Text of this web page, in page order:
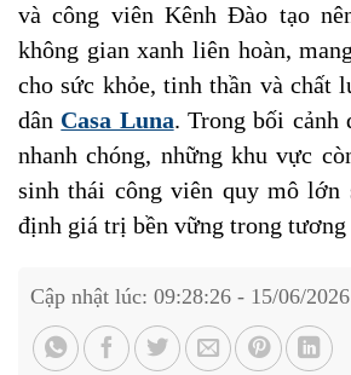
và công viên Kênh Đào tạo
không gian xanh liên hoàn,
cho sức khỏe, tinh thần và chất
dân Casa Luna. Trong bối cảnh
nhanh chóng, những khu vực
sinh thái công viên quy mô lớn
định giá trị bền vững trong
Cập nhật lúc: 09:28:26 - 15/06/2026